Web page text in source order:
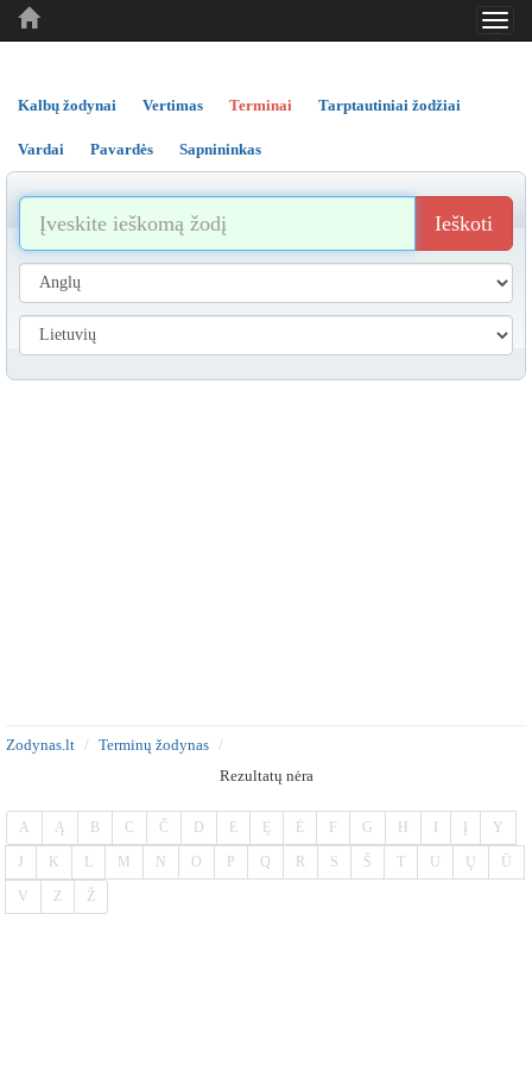
..
..
Kalbų žodynai Vertimas Terminai Tarptautiniai žodžiai
Vardai Pavardės Sapnininkas
Ieškoti
Zodynas.lt
Terminų žodynas
Rezultatų nėra
A Ą B C Č D E Ę Ė F G H Y
J K L M N O P Q R S Š T U Ų Ū
V Z Ž